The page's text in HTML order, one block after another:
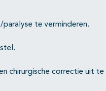
te verminderen.
chirurgische correctie uit te